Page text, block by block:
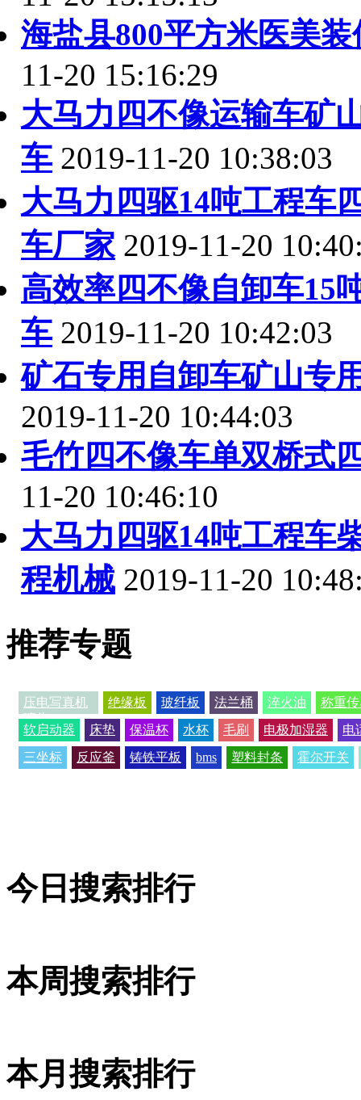
海盐县800平方米医美
11-20 15:16:29
大马力四不像运输车矿
车 2019-11-20 10:38:03
大马力四驱14吨工程车
车厂家 2019-11-20
高效率四不像自卸车15
车 2019-11-20 10:42:03
矿石专用自卸车矿山专
2019-11-20 10:44:03
毛竹四不像车单双桥式
11-20 10:46:10
大马力四驱14吨工程车
程机械 2019-11-20
推荐专题
压电写真机
喷头
绝缘板 玻纤板 法兰桶 淬火油
称重
软启动器
床垫 保温杯 水杯 毛刷 电极加湿器
电
三坐标
反应釜 铸铁平板 bms 塑料封条 霍尔开关
今日搜索排行
本周搜索排行
本月搜索排行